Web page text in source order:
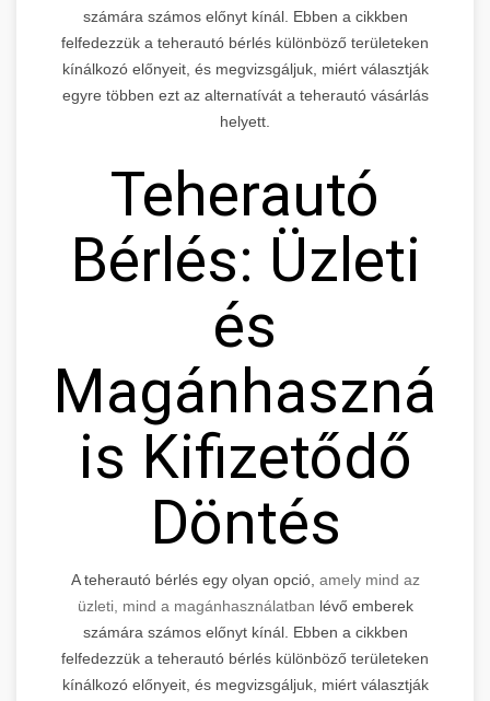
számára számos előnyt kínál. Ebben a cikkben
felfedezzük a teherautó bérlés különböző területeken
kínálkozó előnyeit, és megvizsgáljuk, miért választják
egyre többen ezt az alternatívát a teherautó vásárlás
helyett.
Teherautó
Bérlés: Üzleti
és
is Kifizetődő
Döntés
A teherautó bérlés egy olyan opció, amely mind az
üzleti, mind a magánhasználatban lévő emberek
számára számos előnyt kínál. Ebben a cikkben
felfedezzük a teherautó bérlés különböző területeken
kínálkozó előnyeit, és megvizsgáljuk, miért választják